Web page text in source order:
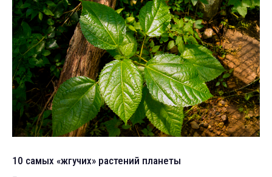
10 самых «жгучих» растений планеты